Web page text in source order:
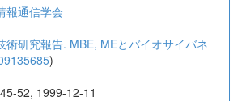
報通信学会
術研究報告. MBE, MEとバイオサイバネ
)
52, 1999-12-11